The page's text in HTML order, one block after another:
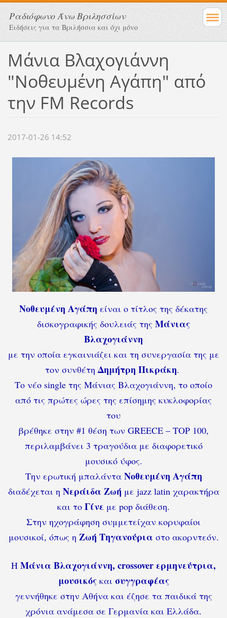
Ραδιόφωνο Άνω Βριλησσίων
Ειδήσεις για τα Βριλήσσια και όχι μόνο
Μάνια Βλαχογιάννη
"Νοθευμένη Αγάπη" από
την FM Records
2017-01-26 14:52
Νοθευμένη Αγάπη είναι ο τίτλος της δέκατης
δισκογραφικής δουλειάς της Μάνιας
Βλαχογιάννη
με την οποία εγκαινιάζει και τη συνεργασία της με
τον συνθέτηΔημήτρη Πικράκη.
Το νέο single της Μάνιας Βλαχογιάννη, το οποίο
από τις πρώτες ώρες της επίσημης κυκλοφορίας
του
βρέθηκε στην #1 θέση των GREECE – TOP 100,
περιλαμβάνει 3 τραγούδια με διαφορετικό
μουσικό ύφος.
Την ερωτική μπαλάντα Νοθευμένη Αγάπη
διαδέχεται η Νεράιδα Ζωή με jazz latin χαρακτήρα
και το Γίνε με pop διάθεση.
Στην ηχογράφηση συμμετείχαν κορυφαίοι
μουσικοί, όπως η Ζωή Τηγανούρια στο ακορντεόν.
Η Μάνια Βλαχογιάννη, crossover ερμηνεύτρια,
μουσικός και συγγραφέας
γεννήθηκε στην Αθήνα και έζησε τα παιδικά της
χρόνια ανάμεσα σε Γερμανία και Ελλάδα.